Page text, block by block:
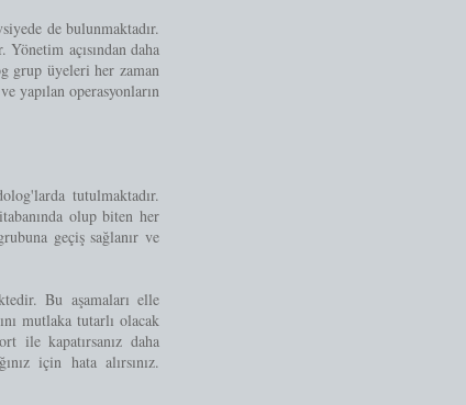
de bulunmaktadır.
açısından daha
grup üyeleri her zaman
yapılan operasyonların
tutulmaktadır.
olup biten her
geçiş sağlanır ve
Bu aşamaları elle
mutlaka tutarlı olacak
ile kapatırsanız daha
için hata alırsınız.